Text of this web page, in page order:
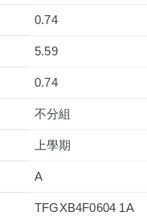
0.74
5.59
0.74
不分組
上學期
A
TFGXB4F0604 1A